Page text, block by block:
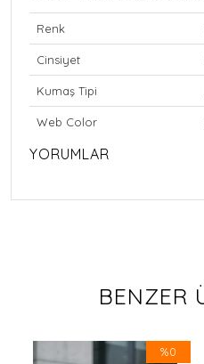
Renk
Cinsiyet
Kumaş Tipi
Web Color
YORUMLAR
BENZER
%0